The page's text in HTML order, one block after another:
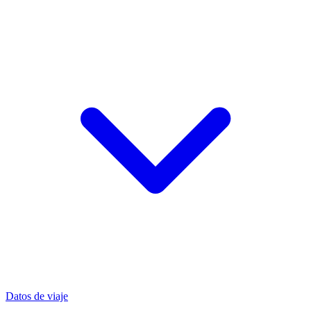
Datos de viaje